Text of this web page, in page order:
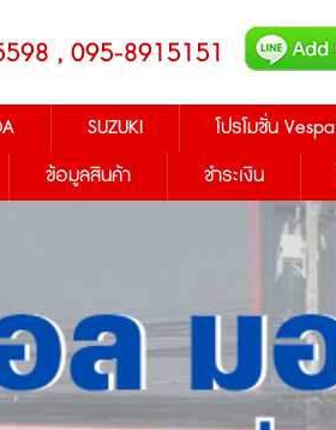
, 095-8915151
SUZUKI โปรโมชั่น Vespa
ข้อมูลสินค้า ชำระเงิน